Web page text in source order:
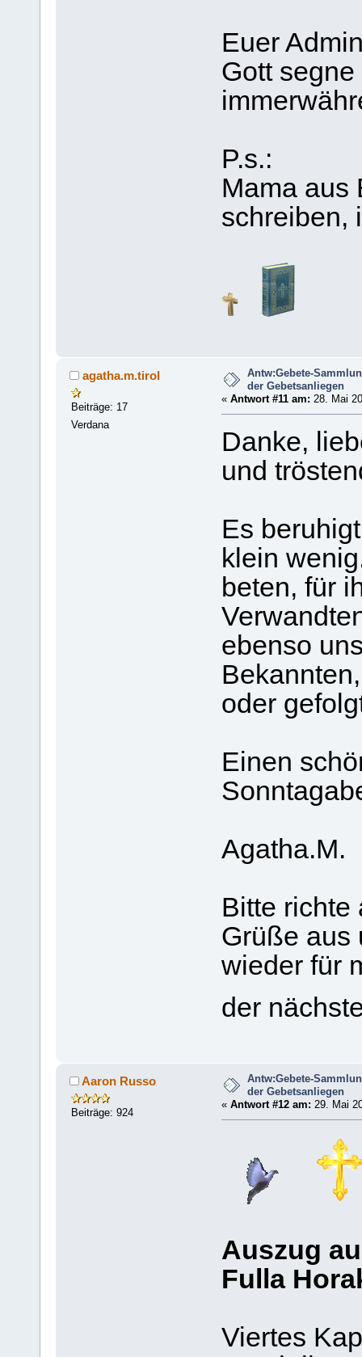
Euer
Gott
P.s.:
Mama aus
schreiben,
agatha.m.tirol
Beiträge: 17
Verdana
Antw:Gebete-
der Gebetsanliegen
« Antwort #11 am: 28. Mai
Danke,
und
Es
klein
beten, für
ebenso
oder
Einen
Agatha.M.
Bitte richte
Grüße aus
wieder für
der
Aaron Russo
Beiträge: 924
Antw:Gebete-
der Gebetsanliegen
« Antwort #12 am: 29. Mai
Auszug
Fulla
Viertes